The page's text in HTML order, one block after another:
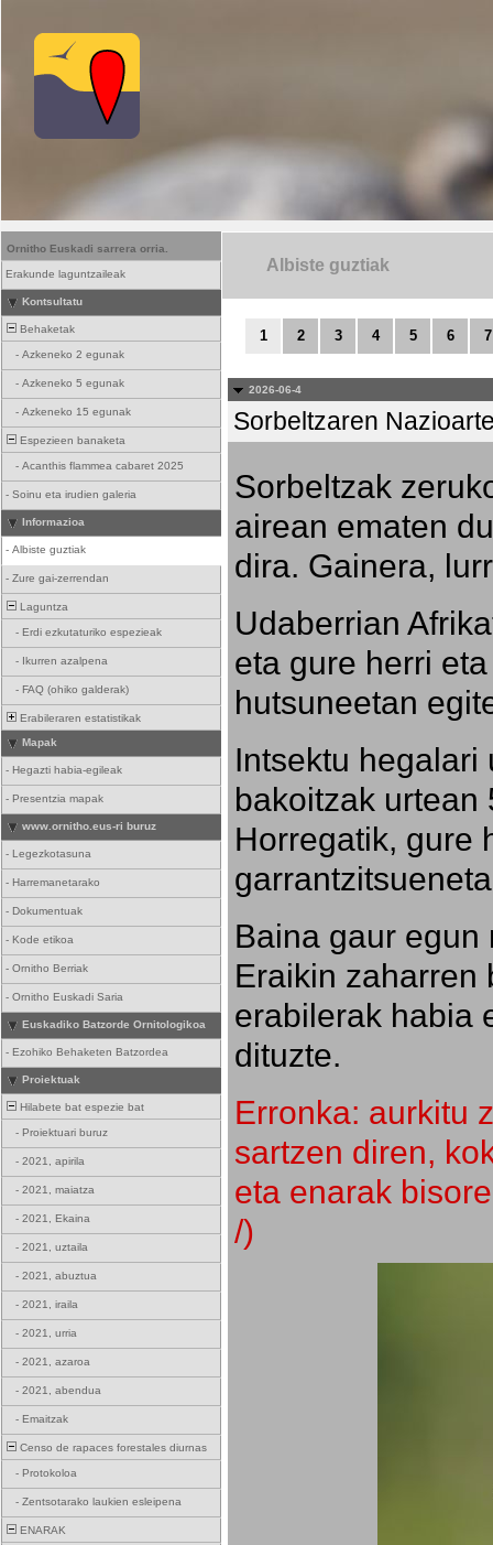
Ornitho Euskadi sarrera orria.
Erakunde laguntzaileak
Kontsultatu
Behaketak
- Azkeneko 2 egunak
- Azkeneko 5 egunak
- Azkeneko 15 egunak
Espezieen banaketa
- Acanthis flammea cabaret 2025
- Soinu eta irudien galeria
Informazioa
- Albiste guztiak
- Zure gai-zerrendan
Laguntza
- Erdi ezkutaturiko espezieak
- Ikurren azalpena
- FAQ (ohiko galderak)
Erabileraren estatistikak
Mapak
- Hegazti habia-egileak
- Presentzia mapak
www.ornitho.eus-ri buruz
- Legezkotasuna
- Harremanetarako
- Dokumentuak
- Kode etikoa
- Ornitho Berriak
- Ornitho Euskadi Saria
Euskadiko Batzorde Ornitologikoa
- Ezohiko Behaketen Batzordea
Proiektuak
Hilabete bat espezie bat
- Proiektuari buruz
- 2021, apirila
- 2021, maiatza
- 2021, Ekaina
- 2021, uztaila
- 2021, abuztua
- 2021, iraila
- 2021, urria
- 2021, azaroa
- 2021, abendua
- Emaitzak
Censo de rapaces forestales diurnas
- Protokoloa
- Zentsotarako laukien esleipena
ENARAK
Albiste guztiak
1 2 3 4 5 6 7
2026-06-4
Sorbeltzaren
Sorbeltzak
airean ematen
dira. Gainera,
Udaberrian
eta gure herri
hutsuneetan
Intsektu hegalari
bakoitzak urtean
Horregatik, gure
Baina gaur egun
Eraikin zaharren
erabilerak habia
dituzte.
Erronka: aurkitu
sartzen diren,
eta enarak
/)